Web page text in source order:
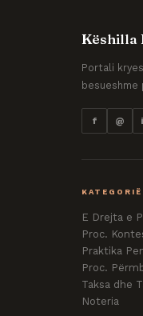
Këshilla
Portali
f @
E Drejta e
Proc.
Praktika
Proc.
Taksa dhe
Noteria